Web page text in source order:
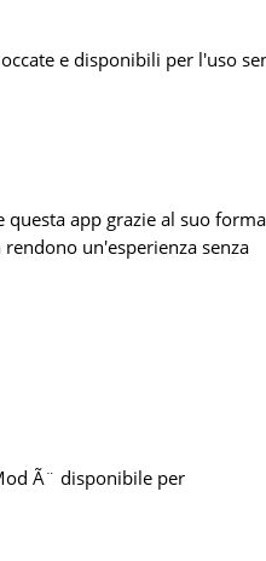
e disponibili per l'uso
app grazie al suo
un'esperienza senza
Ã¨ disponibile per